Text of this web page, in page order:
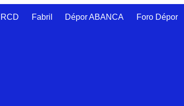
RCD Fabril Dépor ABANCA Foro Dépor